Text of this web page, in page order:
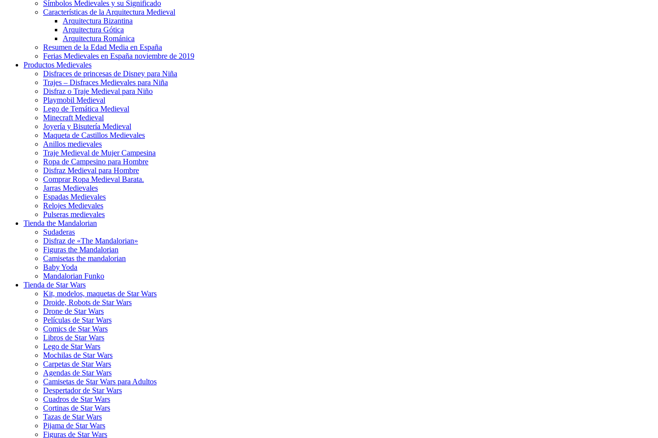
Símbolos Medievales y su Significado
Características de la Arquitectura Medieval
Arquitectura Bizantina
Arquitectura Gótica
Arquitectura Románica
Resumen de la Edad Media en España
Ferias Medievales en España noviembre de 2019
Productos Medievales
Disfraces de princesas de Disney para Niña
Trajes – Disfraces Medievales para Niña
Disfraz o Traje Medieval para Niño
Playmobil Medieval
Lego de Temática Medieval
Minecraft Medieval
Joyería y Bisutería Medieval
Maqueta de Castillos Medievales
Anillos medievales
Traje Medieval de Mujer Campesina
Ropa de Campesino para Hombre
Disfraz Medieval para Hombre
Comprar Ropa Medieval Barata.
Jarras Medievales
Espadas Medievales
Relojes Medievales
Pulseras medievales
Tienda the Mandalorian
Sudaderas
Disfraz de «The Mandalorian»
Figuras the Mandalorian
Camisetas the mandalorian
Baby Yoda
Mandalorian Funko
Tienda de Star Wars
Kit, modelos, maquetas de Star Wars
Droide, Robots de Star Wars
Drone de Star Wars
Películas de Star Wars
Comics de Star Wars
Libros de Star Wars
Lego de Star Wars
Mochilas de Star Wars
Carpetas de Star Wars
Agendas de Star Wars
Camisetas de Star Wars para Adultos
Despertador de Star Wars
Cuadros de Star Wars
Cortinas de Star Wars
Tazas de Star Wars
Pijama de Star Wars
Figuras de Star Wars